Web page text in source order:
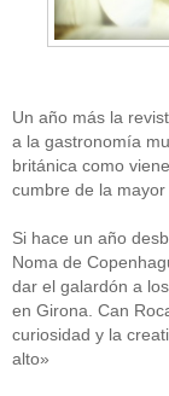
Un año más la
a la gastronomía
británica como
cumbre de la mayor
Si hace un año
Noma de
dar el galardón a
en Girona. Can
curiosidad y la
alto»